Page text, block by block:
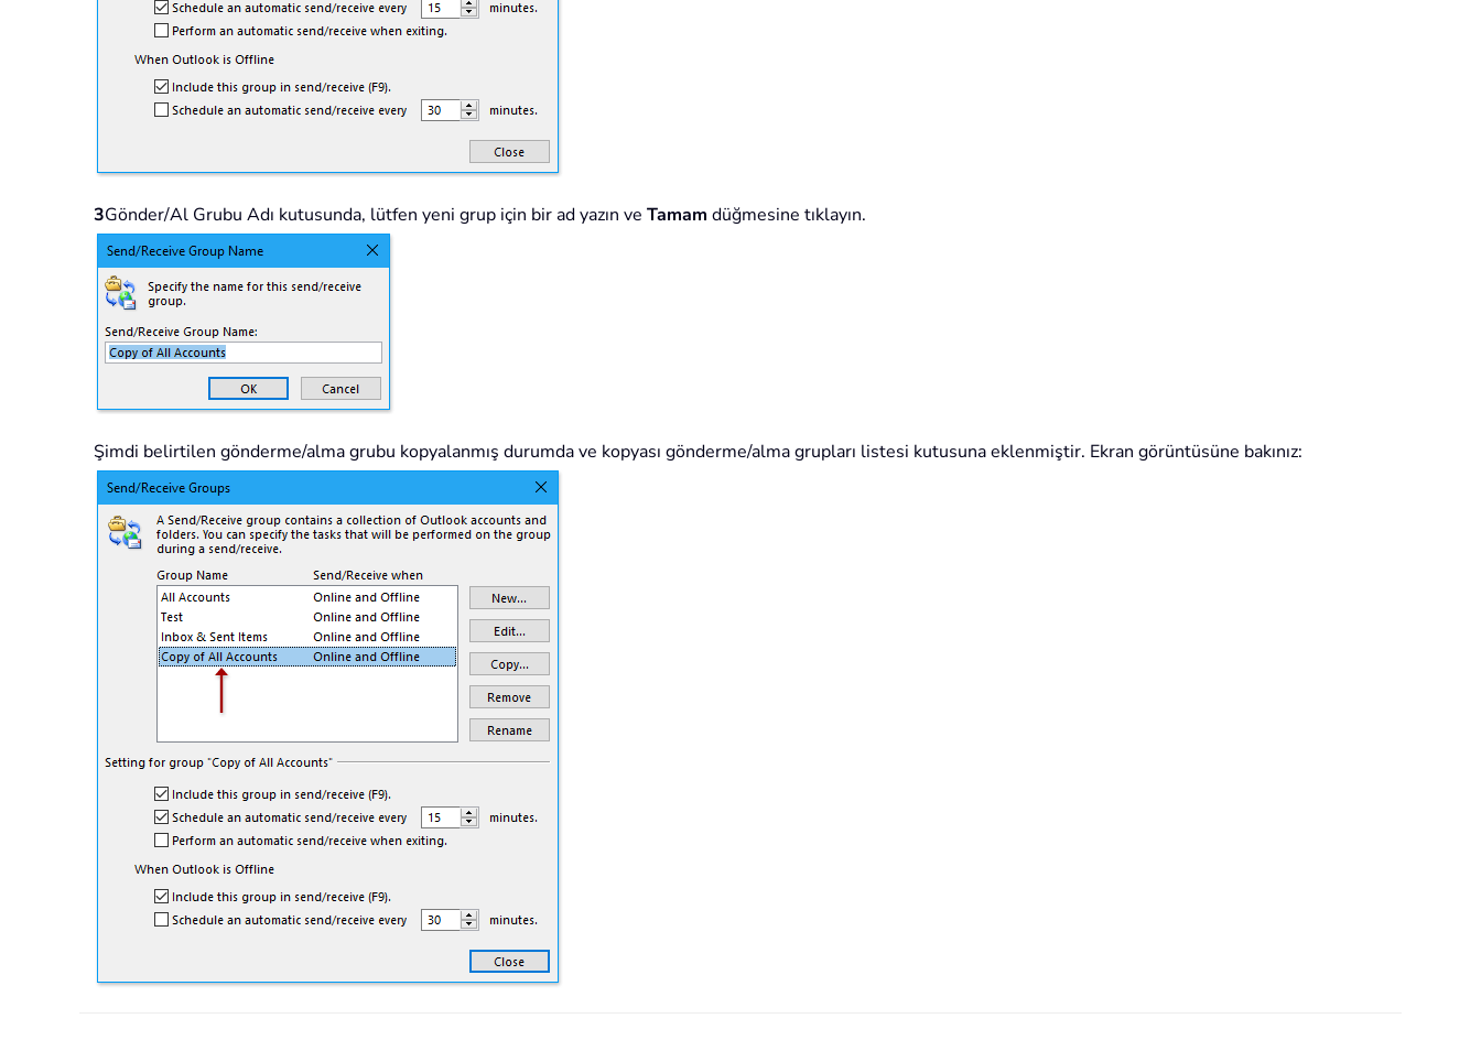
3Gönder/Al Grubu Adı kutusunda, lütfen yeni grup için bir ad yazın ve Tamam düğmesine tıklayın.
Şimdi belirtilen gönderme/alma grubu kopyalanmış durumda ve kopyası gönderme/alma grupları listesi kutusuna eklenmiştir. Ekran görüntüsüne bakınız: